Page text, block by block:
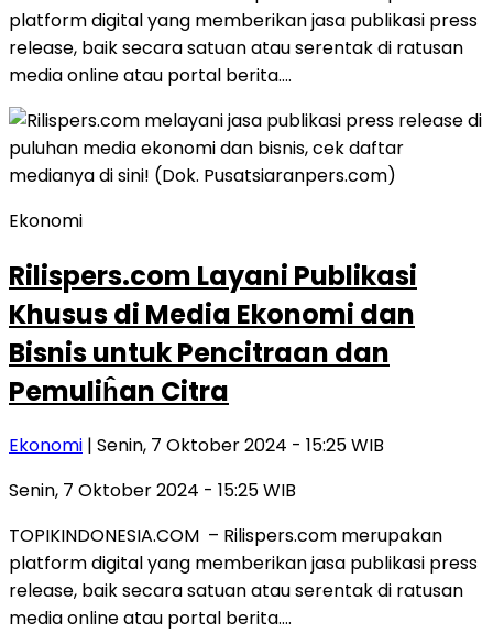
platform digital yang memberikan jasa publikasi press
release, baik secara satuan atau serentak di ratusan
media online atau portal berita….
Ekonomi
Rilispers.com Layani Publikasi
Khusus di Media Ekonomi dan
Bisnis untuk Pencitraan dan
Pemuliĥan Citra
Ekonomi | Senin, 7 Oktober 2024 - 15:25 WIB
Senin, 7 Oktober 2024 - 15:25 WIB
TOPIKINDONESIA.COM – Rilispers.com merupakan
platform digital yang memberikan jasa publikasi press
release, baik secara satuan atau serentak di ratusan
media online atau portal berita….